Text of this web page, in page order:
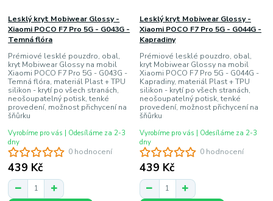
0 hodnocení
Lesklý kryt Mobiwear Glossy -
Xiaomi POCO F7 Pro 5G - G043G -
Temná flóra
Prémiové lesklé pouzdro, obal,
kryt Mobiwear Glossy na mobil
Xiaomi POCO F7 Pro 5G - G043G -
Temná flóra, materiál Plast + TPU
silikon - krytí po všech stranách,
neošoupatelný potisk, tenké
provedení, možnost přichycení na
šňůrku
439 Kč
Vyrobíme pro vás | Odesíláme za 2-3
dny
0 hodnocení
Lesklý kryt Mobiwear Glossy -
Xiaomi POCO F7 Pro 5G - G044G -
Kapradiny
Prémiové lesklé pouzdro, obal,
kryt Mobiwear Glossy na mobil
Xiaomi POCO F7 Pro 5G - G044G -
Kapradiny, materiál Plast + TPU
silikon - krytí po všech stranách,
neošoupatelný potisk, tenké
provedení, možnost přichycení na
šňůrku
439 Kč
Vyrobíme pro vás | Odesíláme za 2-3
dny